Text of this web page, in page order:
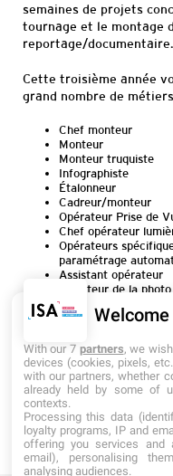
semaines de projets
tournage et le montage
reportage/documentaire.
Cette troisième année
grand nombre de
Chef monteur
Monteur
Monteur truquiste
Infographiste
Étalonneur
Cadreur/monteur
Opérateur Prise de
Chef opérateur
Opérateurs
paramétrage
Assistant opérateur
Directeur de la photo
JRI-M (Journaliste
MOJO (journaliste
<
Welcome
With our 7 partners, we
devices (cookies, pixels,
with our partners, whether
already held by some of
contexts.
Processing this data
loyalty programs, IP and
offering you services and
email), personalising
analysing audiences.